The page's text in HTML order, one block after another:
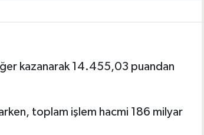
kazanarak 14.455,03 puandan
toplam işlem hacmi 186 milyar